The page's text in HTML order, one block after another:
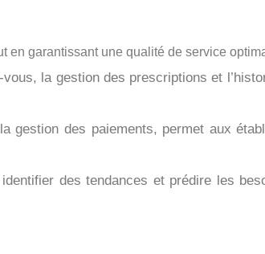
en garantissant une qualité de service
la gestion des prescriptions et
gestion des paiements, permet aux
des tendances et prédire les